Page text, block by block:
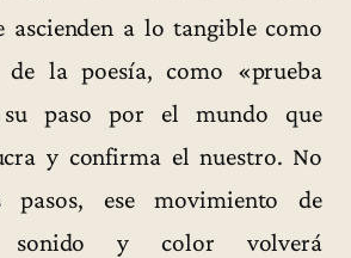
a lo tangible como
de la poesía, como «prueba
su paso por el mundo que
y confirma el nuestro. No
pasos, ese movimiento de
sonido y color volverá